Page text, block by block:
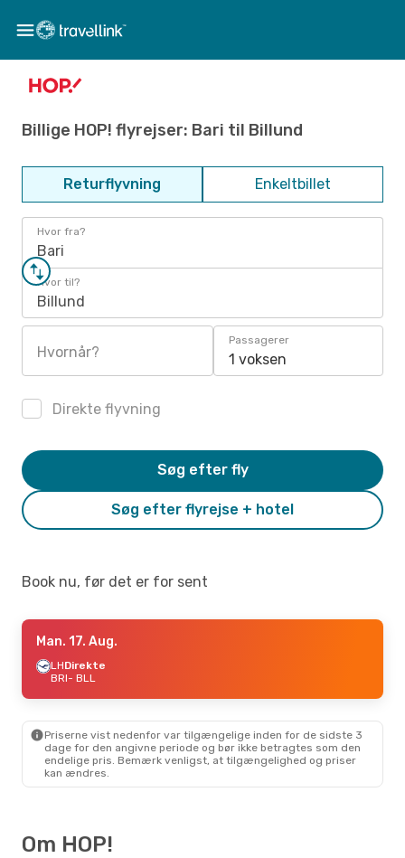
Billige HOP! flyrejser: Bari til Billund
Returflyvning Enkeltbillet
Hvor fra?
Bari
Hvor til?
Billund
Hvornår?
Passagerer
1 voksen
Direkte flyvning
Søg efter flyrejse + hotel
Søg efter fly
Book nu, før det er for sent
Man. 17. Aug.
LHDirekte
BRI- BLL
Priserne vist nedenfor var tilgængelige inden for de sidste 3
dage for den angivne periode og bør ikke betragtes som den
endelige pris. Bemærk venligst, at tilgængelighed og priser
kan ændres.
Om HOP!